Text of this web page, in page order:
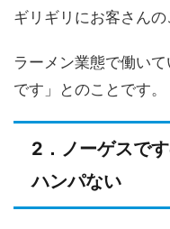
ギリギリにお客さんの
ラーメン業態で働い
です」とのことです。
2．ノーゲスで
ハンパない